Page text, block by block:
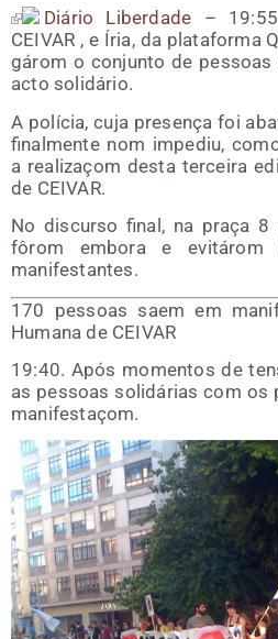
Diá­rio Liber­da­de –
CEIVAR , e Íria, da pla­ta­for­ma
gá­rom o con­jun­to de
acto solidário.
A polí­cia, cuja pre­se­nça foi
final­men­te nom impe­diu,
a rea­li­zaçom des­ta ter­cei­ra
de CEIVAR.
No dis­cur­so final, na praça
fôrom embo­ra e
manifestantes.
170 pes­soas saem em
Huma­na de CEIVAR
19:40. Após momen­tos de
as pes­soas soli­dá­rias com os
manifestaçom.